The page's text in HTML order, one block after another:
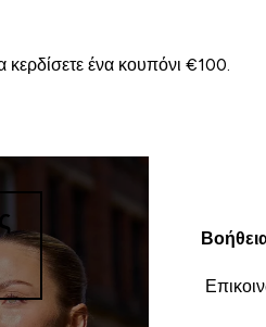
κερδίσετε ένα κουπόνι €100.